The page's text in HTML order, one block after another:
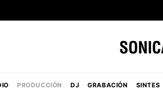
PRODUCCIÓN DJ GRABACIÓN SINTES